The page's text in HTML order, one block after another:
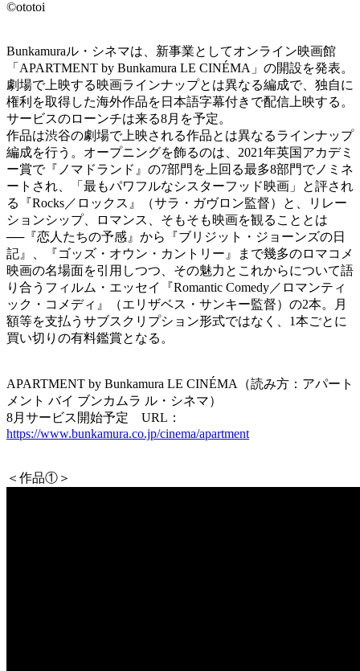
©ototoi
Bunkamuraル・シネマは、新事業としてオンライン映画館
「APARTMENT by Bunkamura LE CINÉMA」の開設を発表。
劇場で上映する映画ラインナップとは異なる編成で、独自に
権利を取得した海外作品を日本語字幕付きで配信上映する。
サービスのローンチは来る8月を予定。
作品は渋谷の劇場で上映される作品とは異なるラインナップ
編成を行う。オープニングを飾るのは、2021年英国アカデミ
ー賞で『ノマドランド』の7部門を上回る最多8部門でノミネ
ートされ、「最もパワフルなシスターフッド映画」と評され
る『Rocks／ロックス』（サラ・ガヴロン監督）と、リレー
ションシップ、ロマンス、そもそも映画を観ることとは
──『恋人たちの予感』から『ブリジット・ジョーンズの日
記』、『ゴッズ・オウン・カントリー』まで幾多のロマコメ
映画の名場面を引用しつつ、その魅力とこれからについて語
り合うフィルム・エッセイ『Romantic Comedy／ロマンティ
ック・コメディ』（エリザベス・サンキー監督）の2本。月
額等を支払うサブスクリプション形式ではなく、1本ごとに
買い切りの有料鑑賞となる。
APARTMENT by Bunkamura LE CINÉMA（読み方：アパート
メント バイ ブンカムラ ル・シネマ）
8月サービス開始予定 URL：
https://www.bunkamura.co.jp/cinema/apartment
＜作品①＞